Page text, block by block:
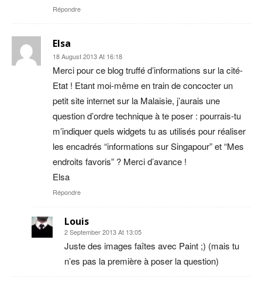
Répondre
Elsa
18 August 2013 At 16:18
Merci pour ce blog truffé d’informations sur la cité-
Etat ! Etant moi-même en train de concocter un
petit site internet sur la Malaisie, j’aurais une
question d’ordre technique à te poser : pourrais-tu
m’indiquer quels widgets tu as utilisés pour réaliser
les encadrés “informations sur Singapour” et “Mes
endroits favoris” ? Merci d’avance !
Elsa
Répondre
Louis
2 September 2013 At 13:05
Juste des images faîtes avec Paint ;) (mais tu
n’es pas la première à poser la question)